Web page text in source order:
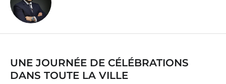
UNE JOURNÉE DE CÉLÉBRATIONS
DANS TOUTE LA VILLE